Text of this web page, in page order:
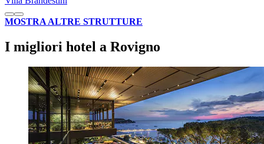
MOSTRA ALTRE STRUTTURE
I migliori hotel a Rovigno